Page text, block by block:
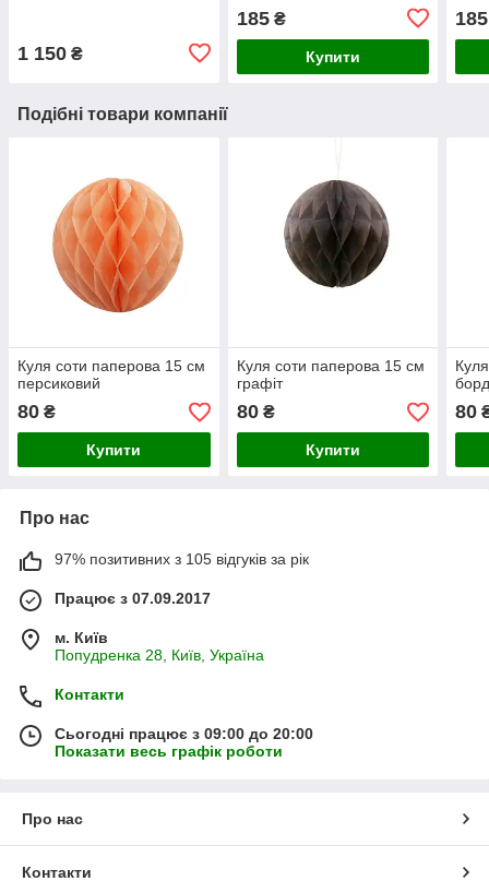
1 150 ₴
185₴
Купити
185
Подібні товари компанії
Куля соти паперова 15 см
персиковий
80 ₴
Купити
Куля соти паперова 15 см
графіт
80₴
Купити
80
Про нас
97% позитивних з 105 відгуків за рік
Працює з 07.09.2017
м. Київ
Попудренка 28, Київ, Україна
Контакти
Сьогодні працює з 09:00 до 20:00
Показати весь графік роботи
Про нас
Контакти